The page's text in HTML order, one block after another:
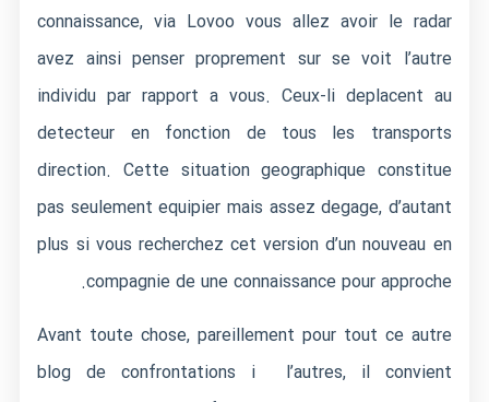
connaissance, via Lovoo vous allez avoir le radar
avez ainsi penser proprement sur se voit l’autre
individu par rapport a vous. Ceux-li deplacent au
detecteur en fonction de tous les transports
direction. Cette situation geographique constitue
pas seulement equipier mais assez degage, d’autant
plus si vous recherchez cet version d’un nouveau en
compagnie de une connaissance pour approche.
Avant toute chose, pareillement pour tout ce autre
blog de confrontations i l’autres, il convient